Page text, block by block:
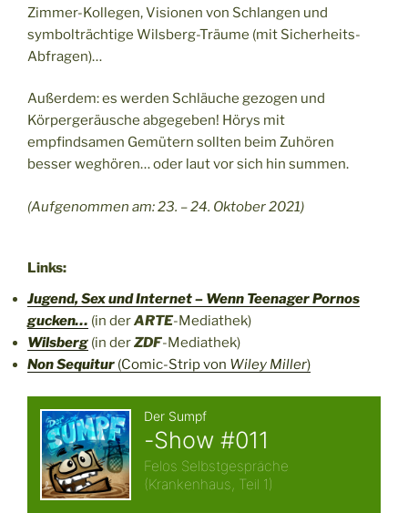
Zimmer-Kollegen, Visionen von Schlangen und
symbolträchtige Wilsberg-Träume (mit Sicherheits-
Abfragen)…
Außerdem: es werden Schläuche gezogen und
Körpergeräusche abgegeben! Hörys mit
empfindsamen Gemütern sollten beim Zuhören
besser weghören… oder laut vor sich hin summen.
(Aufgenommen am: 23. – 24. Oktober 2021)
Links:
Jugend, Sex und Internet – Wenn Teenager Pornos
gucken… (in derARTE-Mediathek)
Wilsberg (in derZDF-Mediathek)
Non Sequitur (Comic-Strip von Wiley Miller)